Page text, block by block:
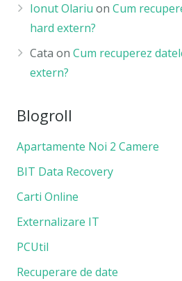
Ionut Olariu onCum
hard extern?
Cata onCum recuperez
extern?
Blogroll
Apartamente Noi 2 Camere
BIT Data Recovery
Carti Online
Externalizare IT
PCUtil
Recuperare de date